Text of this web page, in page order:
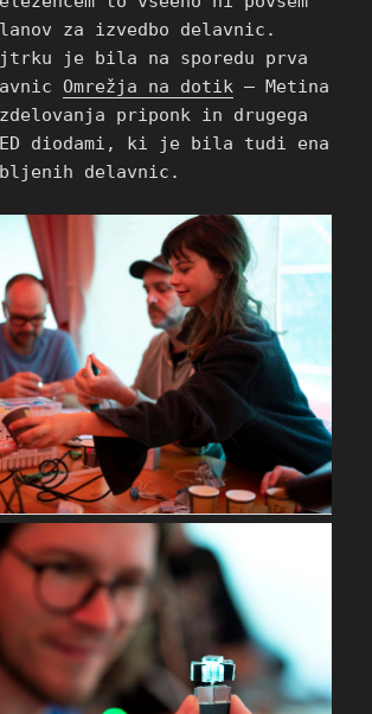
za izvedbo delavnic.
je bila na sporedu prva
Omrežja na dotik – Metina
priponk in drugega
diodami, ki je bila tudi ena
delavnic.